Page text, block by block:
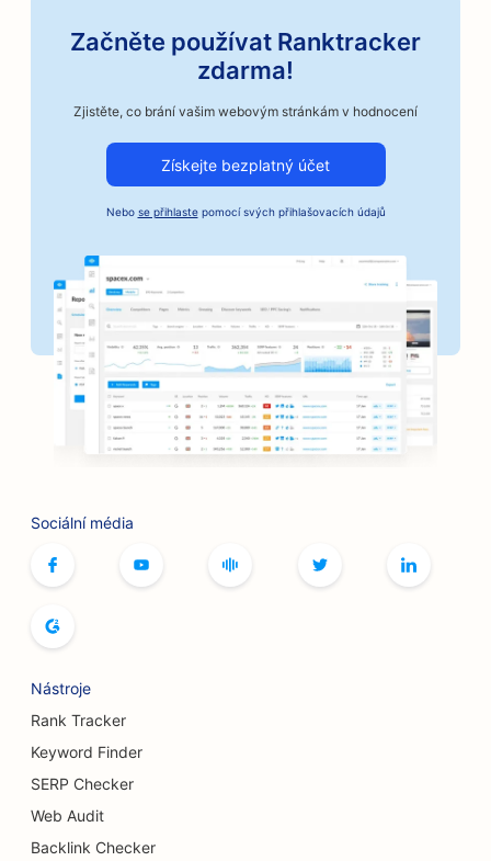
SEO pro řemeslné pražírny kávy
SEO pro prodejny autodílů
SEO pro autoservisy
SEO pro autoservisy
SEO pro automobilové firmy
SEO pro služby kaucí
SEO pro banky
SEO pro pekárny
SEO pro kadeřnictví
SEO pro grilovací klouby
SEO pro služby botoxu a výplní
SEO pro bowlingové dráhy
SEO pro pekárny chleba
SEO pro služby zvětšení prsou
SEO pro bufetové restaurace
Začněte používat Ranktracker
zdarma!
Zjistěte, co brání vašim webovým stránkám v hodnocení
Získejte bezplatný účet
Nebo se přihlastepomocí svých přihlašovacích údajů
Sociální média
Nástroje
Rank Tracker
Keyword Finder
SERP Checker
Web Audit
Backlink Checker